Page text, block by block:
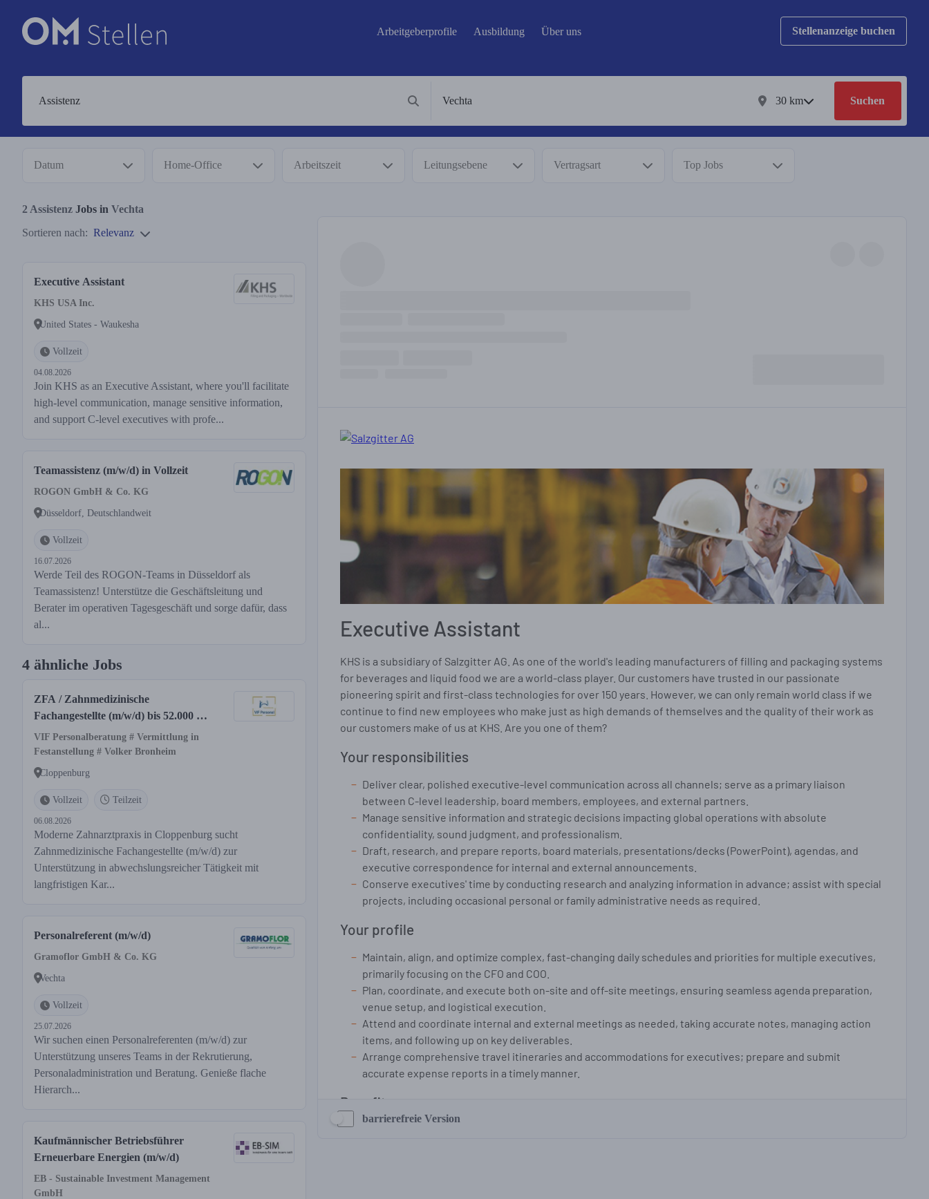
Arbeitgeberprofile Ausbildung Über uns Stellenanzeige buchen
30 km Suchen
Datum Home-Office Arbeitszeit Leitungsebene Vertragsart Top Jobs
2 Assistenz Jobs in Vechta
Sortieren nach: Relevanz
Executive Assistant
KHS USA Inc.
United States - Waukesha
Vollzeit
04.08.2026
Join KHS as an Executive Assistant, where you'll facilitate
high-level communication, manage sensitive information,
and support C-level executives with profe...
Teamassistenz (m/w/d) in Vollzeit
ROGON GmbH & Co. KG
Düsseldorf, Deutschlandweit
Vollzeit
16.07.2026
Werde Teil des ROGON-Teams in Düsseldorf als
Teamassistenz! Unterstütze die Geschäftsleitung und
Berater im operativen Tagesgeschäft und sorge dafür, dass
al...
4 ähnliche Jobs
ZFA / Zahnmedizinische
Fachangestellte (m/w/d) bis 52.000 € I
Raum Cloppenburg
VIF Personalberatung # Vermittlung in
Festanstellung # Volker Bronheim
Cloppenburg
Vollzeit Teilzeit
06.08.2026
Moderne Zahnarztpraxis in Cloppenburg sucht
Zahnmedizinische Fachangestellte (m/w/d) zur
Unterstützung in abwechslungsreicher Tätigkeit mit
langfristigen Kar...
Personalreferent (m/w/d)
Gramoflor GmbH & Co. KG
Vechta
Vollzeit
25.07.2026
Wir suchen einen Personalreferenten (m/w/d) zur
Unterstützung unseres Teams in der Rekrutierung,
Personaladministration und Beratung. Genieße flache
Hierarch...
Kaufmännischer Betriebsführer
Erneuerbare Energien (m/w/d)
EB - Sustainable Investment Management
GmbH
barrierefreie Version